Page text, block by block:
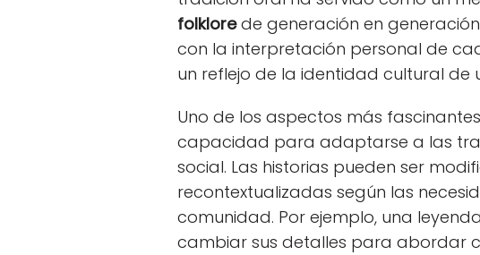
folklorede generación en
con la interpretación personal de
un reflejo de la identidad cultural de
Uno de los aspectos más
capacidad para adaptarse a las
social. Las historias pueden ser
recontextualizadas según las
comunidad. Por ejemplo, una
cambiar sus detalles para abordar